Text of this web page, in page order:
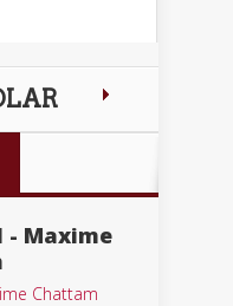
- Maxime
Chattam